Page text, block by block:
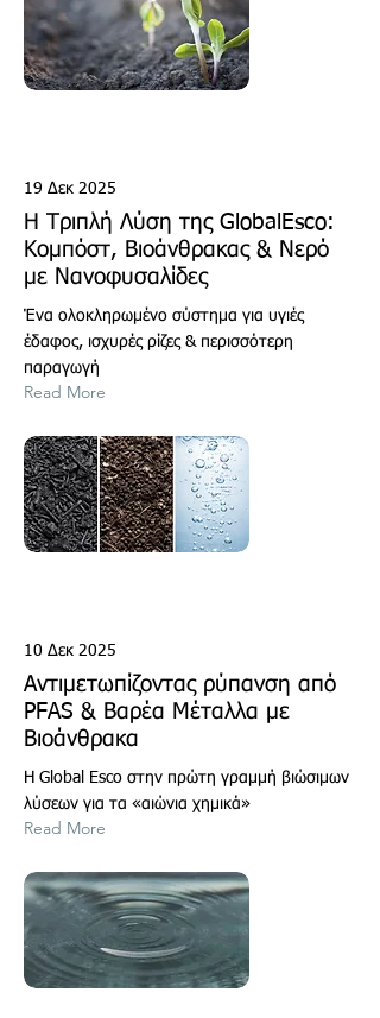
19 Δεκ 2025
Η Τριπλή Λύση της GlobalEsco:
Κομπόστ, Βιοάνθρακας & Νερό
με Νανοφυσαλίδες
Ένα ολοκληρωμένο σύστημα για υγιές
έδαφος, ισχυρές ρίζες & περισσότερη
παραγωγή
Read More
10 Δεκ 2025
Αντιμετωπίζοντας ρύπανση από
PFAS & Βαρέα Μέταλλα με
Βιοάνθρακα
Η Global Esco στην πρώτη γραμμή βιώσιμων
λύσεων για τα «αιώνια χημικά»
Read More